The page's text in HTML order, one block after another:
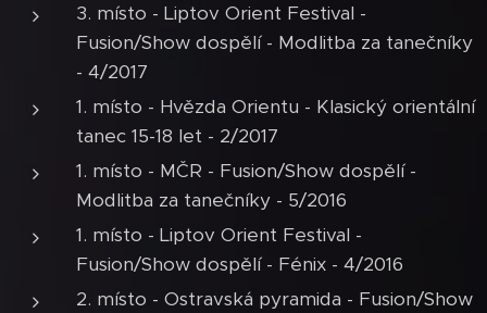
3. místo - Liptov Orient Festival -
Fusion/Show dospělí - Modlitba za tanečníky
- 4/2017
1. místo - Hvězda Orientu - Klasický orientální
tanec 15-18 let - 2/2017
1. místo - MČR - Fusion/Show dospělí -
Modlitba za tanečníky - 5/2016
1. místo - Liptov Orient Festival -
Fusion/Show dospělí - Fénix - 4/2016
2. místo - Ostravská pyramida - Fusion/Show